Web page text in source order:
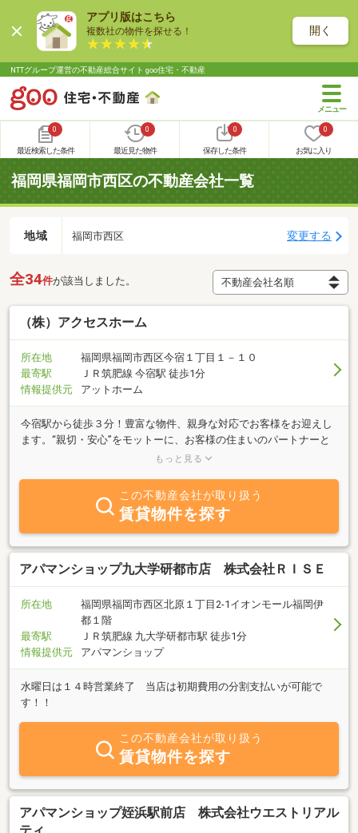
アプリ版はこちら
複数社の物件を探せる！ 開く
NTTグループ運営の不動産総合サイト goo住宅・不動産
0
最近検索した条件
0
最近見た物件
0
保存した条件
0
お気に入り
福岡県福岡市西区の不動産会社一覧
地域 福岡市西区 変更する
全34件が該当しました。
（株）アクセスホーム
所在地
福岡県福岡市西区今宿１丁目１－１０
最寄駅
ＪＲ筑肥線 今宿駅 徒歩1分
情報提供元
アットホーム
今宿駅から徒歩３分！豊富な物件、親身な対応でお客様をお迎えし
ます。“親切・安心”をモットーに、お客様の住まいのパートナーと
して、精一杯お手伝いをさせて頂きますので、是非、当社にお任せ
もっと見る
この不動産会社が取り扱う
賃貸物件を探す
アパマンショップ九大学研都市店 株式会社ＲＩＳＥ
所在地
福岡県福岡市西区北原１丁目2-1イオンモール福岡伊
都１階
最寄駅
ＪＲ筑肥線 九大学研都市駅 徒歩1分
情報提供元
アパマンショップ
水曜日は１４時営業終了 当店は初期費用の分割支払いが可能で
す！！
この不動産会社が取り扱う
賃貸物件を探す
アパマンショップ姪浜駅前店 株式会社ウエストリアル
ティ